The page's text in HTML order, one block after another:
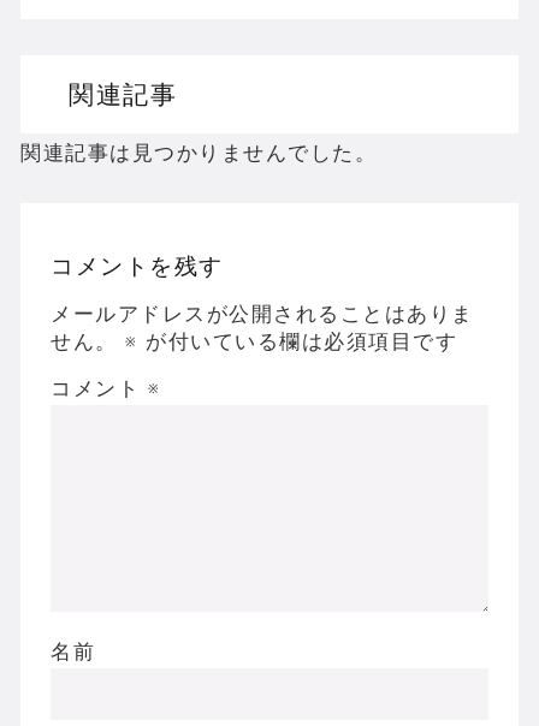
ドラゴンクエスト３の思い出
【聖剣伝説3】リースとアンジェラってなん
Powered by livedoor 相互RSS
関連記事
関連記事は見つかりませんでした。
コメントを残す
メールアドレスが公開されることはありま
せん。
※ が付いている欄は必須項目です
コメント ※
名前